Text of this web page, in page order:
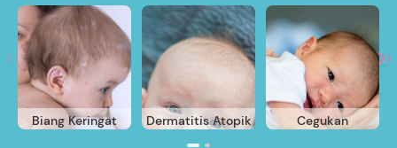
Biang Keringat Dermatitis Atopik Cegukan